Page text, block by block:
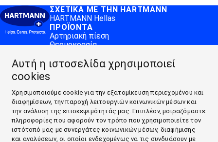
Αυτή η ιστοσελίδα χρησιμοποιεί
cookies
Χρησιμοποιούμε cookie για την εξατομίκευση περιεχομένου και
διαφημίσεων, την παροχή λειτουργιών κοινωνικών μέσων και
την ανάλυση της επισκεψιμότητάς μας. Επιπλέον, μοιραζόμαστε
πληροφορίες που αφορούν τον τρόπο που χρησιμοποιείτε τον
ιστότοπό μας με συνεργάτες κοινωνικών μέσων, διαφήμισης
και αναλύσεων, οι οποίοι ενδεχομένως να τις συνδυάσουν με
ΣΧΕΤΙΚΆ ΜΕ ΤΗΝ HARTMANN
HARTMANN Hellas
ΠΡΟΪΌΝΤΑ
Αρτηριακή πίεση
Θερμοκρασία
Veroval® medi.connect software
Veroval® medi.connect app
Αρτηριακή Πιέση
Περισσότερες πληροφορίες για τον πυρετό
ΕΠΙΚΟΙΝΩΝΊΑ & ΆΛΛΑ
Επικοινωνία
ΣΧΕΤΙΚΆ ΜΕ ΤΗΝ HARTMANN
ΠΡΟΪΌΝΤΑ